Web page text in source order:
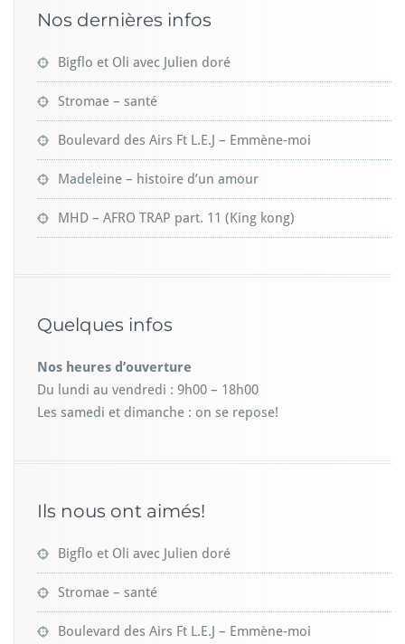
Nos dernières infos
Bigflo et Oli avec Julien doré
Stromae – santé
Boulevard des Airs Ft L.E.J – Emmène-moi
Madeleine – histoire d’un amour
MHD – AFRO TRAP part. 11 (King kong)
Quelques infos
Nos heures d’ouverture
Du lundi au vendredi : 9h00 – 18h00
Les samedi et dimanche : on se repose!
Ils nous ont aimés!
Bigflo et Oli avec Julien doré
Stromae – santé
Boulevard des Airs Ft L.E.J – Emmène-moi